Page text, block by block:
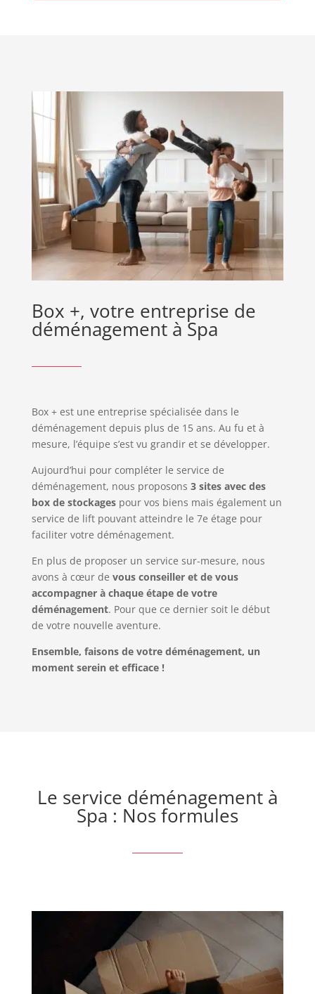
Box +, votre entreprise de
déménagement à Spa
Box + est une entreprise spécialisée dans le
déménagement depuis plus de 15 ans. Au fu et à
mesure, l’équipe s’est vu grandir et se développer.
Aujourd’hui pour compléter le service de
déménagement, nous proposons 3 sites avec des
box de stockagespour vos biens mais également un
service de lift pouvant atteindre le 7e étage pour
faciliter votre déménagement.
En plus de proposer un service sur-mesure, nous
avons à cœur de vous conseiller et de vous
accompagner à chaque étape de votre
déménagement. Pour que ce dernier soit le début
de votre nouvelle aventure.
Ensemble, faisons de votre déménagement, un
moment serein et efficace !
Le service déménagement à
Spa : Nos formules